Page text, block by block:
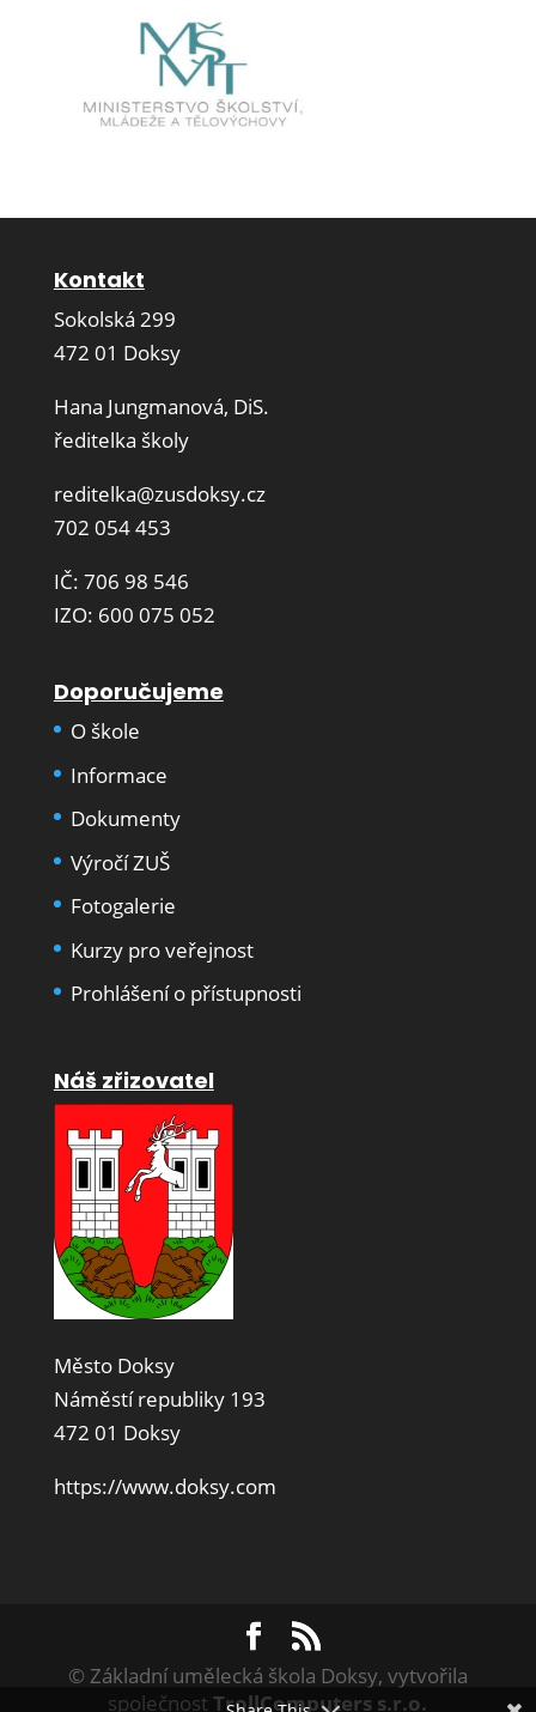
Kontakt
Sokolská 299
472 01 Doksy
Hana Jungmanová, DiS.
ředitelka školy
reditelka@zusdoksy.cz
702 054 453
IČ: 706 98 546
IZO: 600 075 052
Doporučujeme
O škole
Informace
Dokumenty
Výročí ZUŠ
Fotogalerie
Kurzy pro veřejnost
Prohlášení o přístupnosti
Náš zřizovatel
Město Doksy
Náměstí republiky 193
472 01 Doksy
https://www.doksy.com
© Základní umělecká škola Doksy, vytvořila
společnostTrollComputers s.r.o.